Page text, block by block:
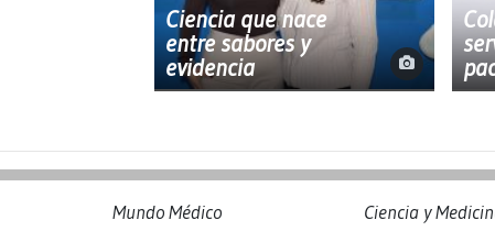
Ciencia que nace
entre sabores y
evidencia
Mundo Médico Ciencia y